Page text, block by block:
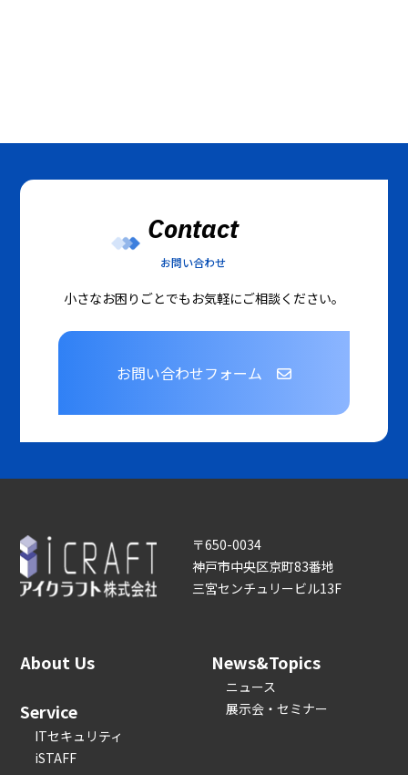
Contact
お問い合わせ
小さなお困りごとでもお気軽にご相談ください。
お問い合わせフォーム
〒650-0034
神戸市中央区京町83番地
三宮センチュリービル13F
About Us
Service
ITセキュリティ
iSTAFF
News&Topics
ニュース
展示会・セミナー